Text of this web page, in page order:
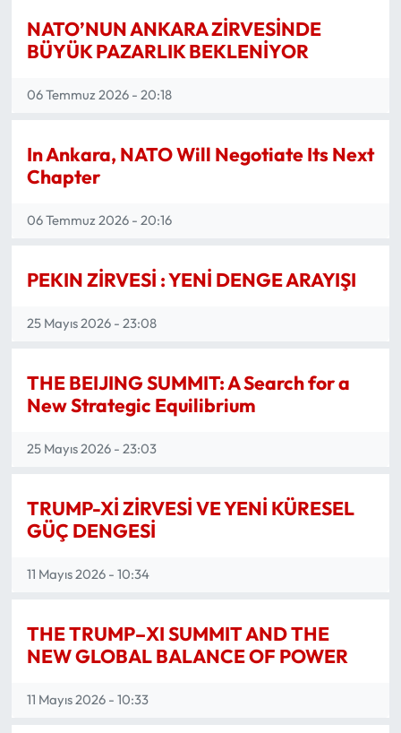
NATO’NUN ANKARA ZİRVESİNDE
BÜYÜK PAZARLIK BEKLENİYOR
06 Temmuz 2026 - 20:18
In Ankara, NATO Will Negotiate Its Next
Chapter
06 Temmuz 2026 - 20:16
PEKIN ZİRVESİ : YENİ DENGE ARAYIŞI
25 Mayıs 2026 - 23:08
THE BEIJING SUMMIT: A Search for a
New Strategic Equilibrium
25 Mayıs 2026 - 23:03
TRUMP-Xİ ZİRVESİ VE YENİ KÜRESEL
GÜÇ DENGESİ
11 Mayıs 2026 - 10:34
THE TRUMP–XI SUMMIT AND THE
NEW GLOBAL BALANCE OF POWER
11 Mayıs 2026 - 10:33